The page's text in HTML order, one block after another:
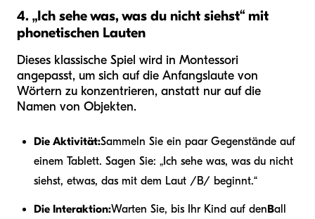
4. „Ich sehe was, was du nicht siehst“ mit
phonetischen Lauten
Dieses klassische Spiel wird in Montessori
angepasst, um sich auf die Anfangslaute von
Wörtern zu konzentrieren, anstatt nur auf die
Namen von Objekten.
Die Aktivität:Sammeln Sie ein paar Gegenstände auf
einem Tablett. Sagen Sie: „Ich sehe was, was du nicht
siehst, etwas, das mit dem Laut /B/ beginnt.“
Die Interaktion:Warten Sie, bis Ihr Kind auf denBall